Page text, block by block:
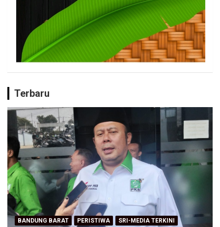
Terbaru
BANDUNG BARAT PERISTIWA SRI-MEDIA TERKINI